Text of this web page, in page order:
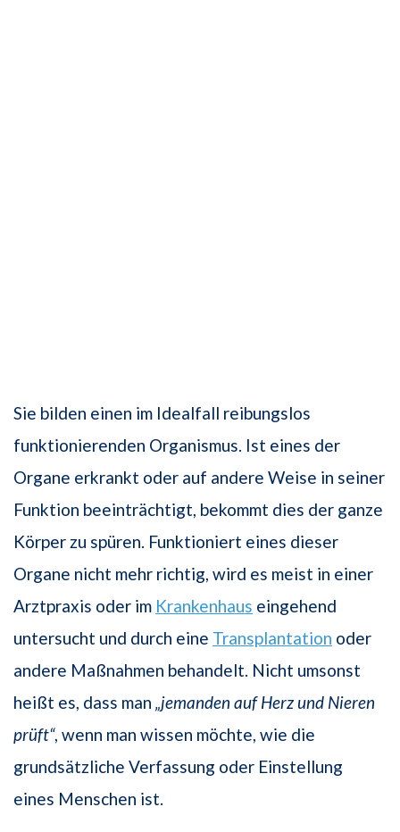
Sie bilden einen im Idealfall reibungslos
funktionierenden Organismus. Ist eines der
Organe erkrankt oder auf andere Weise in seiner
Funktion beeinträchtigt, bekommt dies der ganze
Körper zu spüren. Funktioniert eines dieser
Organe nicht mehr richtig, wird es meist in einer
Arztpraxis oder im Krankenhaus eingehend
untersucht und durch eine Transplantation oder
andere Maßnahmen behandelt. Nicht umsonst
heißt es, dass man „jemanden auf Herz und Nieren
prüft“, wenn man wissen möchte, wie die
grundsätzliche Verfassung oder Einstellung
eines Menschen ist.